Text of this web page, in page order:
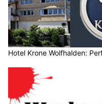
Hotel Krone Wolfhalden: